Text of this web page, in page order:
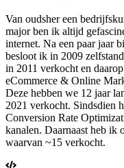
Van oudsher een
major ben ik altijd
internet. Na een paar jaar
besloot ik in 2009
in 2011 verkocht en
eCommerce & Online
Deze hebben we 12 jaar
2021 verkocht. Sindsdien
Conversion Rate
kanalen. Daarnaast heb ik
waarvan ~15 verkocht.